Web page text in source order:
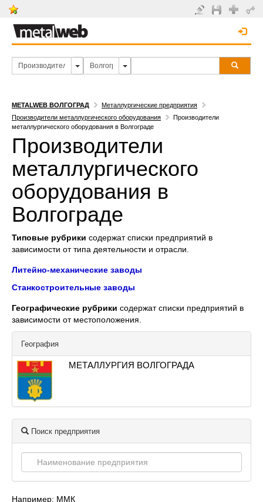
METALWEB ВОЛГОГРАД
Металлургические предприятия
Производители металлургического оборудования
Производители
металлургического оборудования в Волгограде
Производители
металлургического
оборудования в
Волгограде
Типовые рубрики содержат списки предприятий в
зависимости от типа деятельности и отрасли.
Литейно-механические заводы
Станкостроительные заводы
Географические рубрики содержат списки предприятий в
зависимости от местоположения.
География
МЕТАЛЛУРГИЯ ВОЛГОГРАДА
Поиск предприятия
Например: ММК